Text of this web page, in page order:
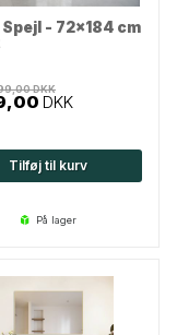
- 72x184 cm
DKK
DKK
Tilføj til kurv
på lager